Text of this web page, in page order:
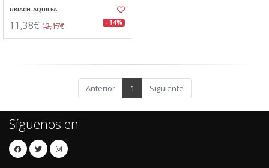
URIACH-AQUILEA
11,38€ 13,17€ - 14%
Anterior 1 Siguiente
Síguenos en: